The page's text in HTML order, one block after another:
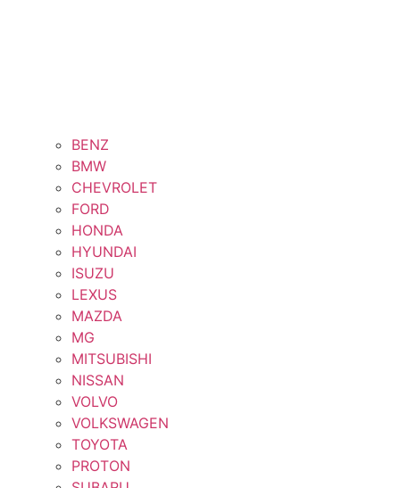
BENZ
BMW
CHEVROLET
FORD
HONDA
HYUNDAI
ISUZU
LEXUS
MAZDA
MG
MITSUBISHI
NISSAN
VOLVO
VOLKSWAGEN
TOYOTA
PROTON